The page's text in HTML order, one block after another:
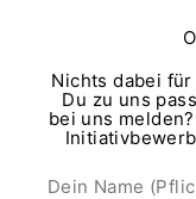
Nichts dabei
Du zu uns
bei uns
Dein Name